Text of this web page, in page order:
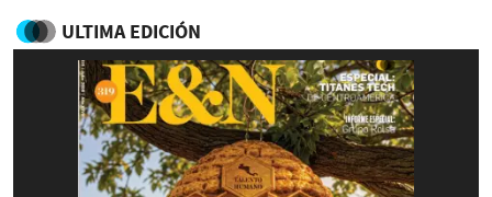
ULTIMA EDICIÓN